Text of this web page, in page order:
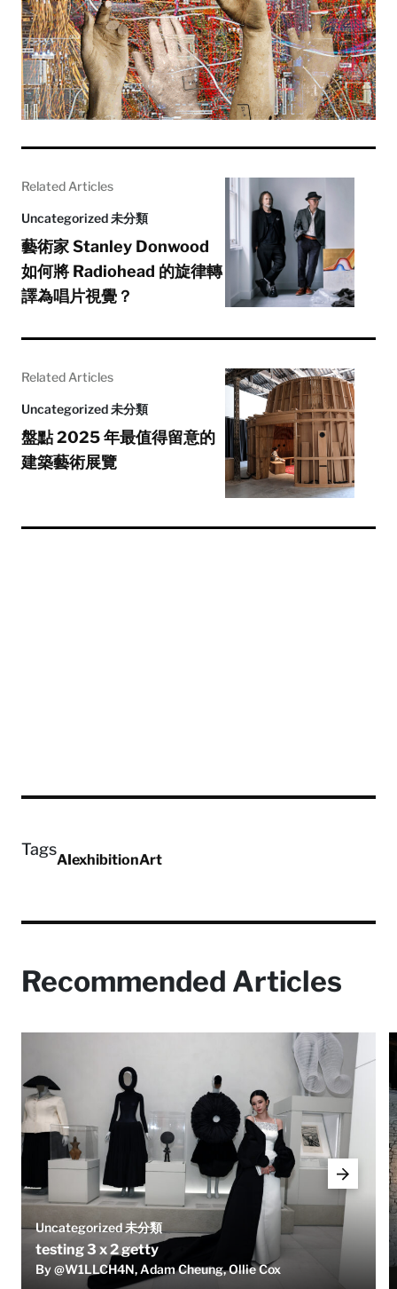
Related Articles
Uncategorized 未分類
藝術家 Stanley Donwood
如何將 Radiohead 的旋律轉
譯為唱片視覺？
Related Articles
Uncategorized 未分類
盤點 2025 年最值得留意的
建築藝術展覽
Tags
AIexhibitionArt
Recommended Articles
Uncategorized 未分類
testing 3 x 2 getty
By @W1LLCH4N, Adam Cheung, Ollie Cox